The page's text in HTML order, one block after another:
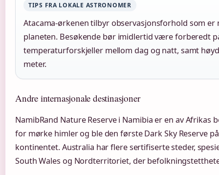
TIPS FRA LOKALE ASTRONOMER
Atacama-ørkenen tilbyr observasjonsforhold som er
planeten. Besøkende bør imidlertid være forberedt
temperaturforskjeller mellom dag og natt, samt
meter.
Andre internasjonale destinasjoner
NamibRand Nature Reserve i Namibia er en av Afrikas
for mørke himler og ble den første Dark Sky Reserve
kontinentet. Australia har flere sertifiserte steder,
South Wales og Nordterritoriet, der